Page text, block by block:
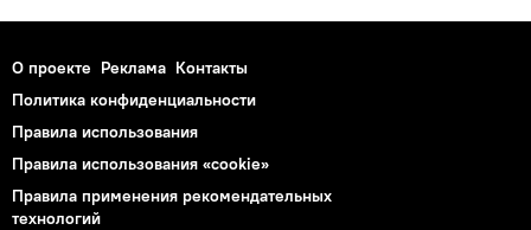
О проекте Реклама Контакты
Политика конфиденциальности
Правила использования
Правила использования «cookie»
Правила применения рекомендательных
технологий